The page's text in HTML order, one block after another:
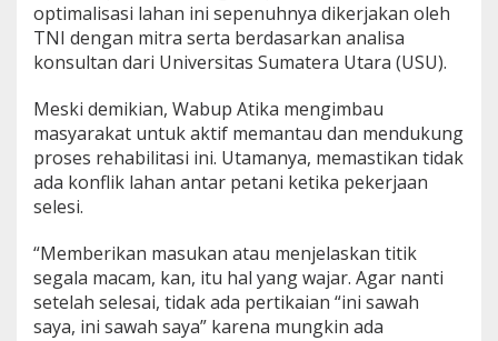
t
a
n
b
t
optimalisasi lahan ini sepenuhnya dikerjakan oleh
TNI dengan mitra serta berdasarkan analisa
konsultan dari Universitas Sumatera Utara (USU).
Meski demikian, Wabup Atika mengimbau
masyarakat untuk aktif memantau dan mendukung
proses rehabilitasi ini. Utamanya, memastikan tidak
ada konflik lahan antar petani ketika pekerjaan
selesi.
“Memberikan masukan atau menjelaskan titik
segala macam, kan, itu hal yang wajar. Agar nanti
setelah selesai, tidak ada pertikaian “ini sawah
saya, ini sawah saya” karena mungkin ada